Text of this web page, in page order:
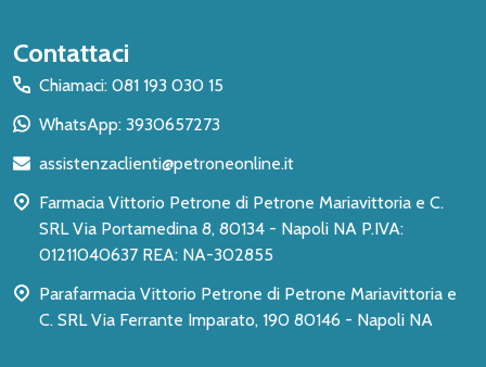
Inizio
del
piè
pagina
Contattaci
Chiamaci: 081 193 030 15
WhatsApp: 3930657273
assistenzaclienti@petroneonline.it
Farmacia Vittorio Petrone di Petrone Mariavittoria e C.
SRL Via Portamedina 8, 80134 - Napoli NA P.IVA:
01211040637 REA: NA-302855
Parafarmacia Vittorio Petrone di Petrone Mariavittoria e
C. SRL Via Ferrante Imparato, 190 80146 - Napoli NA